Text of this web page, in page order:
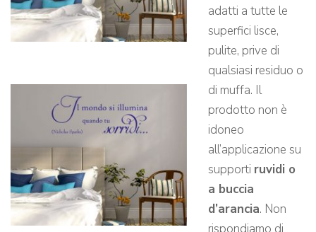
adatti a tutte le
superfici lisce,
pulite, prive di
qualsiasi residuo o
di muffa. Il
prodotto non è
idoneo
all’applicazione su
supporti ruvidi o
a buccia
d’arancia. Non
rispondiamo di